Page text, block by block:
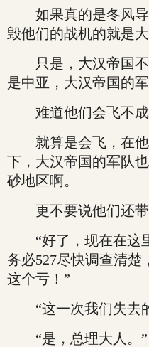
如果真的是冬风导
毁他们的战机的就是
只是，大汉帝国不
是中亚，大汉帝国的
难道他们会飞不成
就算是会飞，在他
下，大汉帝国的军队
砂地区啊。
更不要说他们还带
“好了，现在在这
务必527尽快调查清楚
这个亏！”
“这一次我们失去
“是，总理大人。”